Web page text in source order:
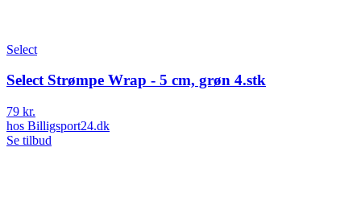
Select
Select Strømpe Wrap - 5 cm, grøn 4.stk
79 kr.
hos Billigsport24.dk
Se tilbud